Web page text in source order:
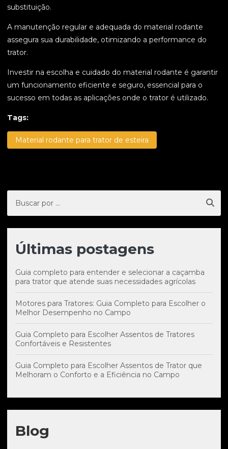
substituição.
A manutenção regular e adequada do material rodante
assegura sua durabilidade, otimizando a performance do
trator.
Investir na escolha e cuidado do material rodante é garantir
um funcionamento eficiente e seguro, essencial para o
sucesso em todas as aplicações onde o trator é utilizado.
Tags:
Material rodante para trator de esteira
Últimas postagens
Guia completo para entender e selecionar a caçamba
para trator que atende suas necessidades agrícolas
Motores para Tratores: Guia Completo para Escolher o
Melhor Desempenho no Campo
Guia Completo para Escolher Assentos de Tratores
Confortáveis e Resistentes
Guia Completo para Escolher Assentos de Trator que
Melhoram o Conforto e a Eficiência no Campo
Blog